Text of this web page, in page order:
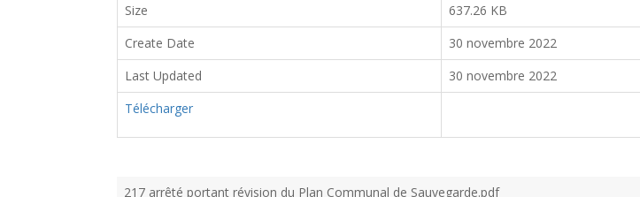
Size
637.26 KB
Create Date
30 novembre 2022
Last Updated
30 novembre 2022
Télécharger
217 arrêté portant révision du Plan Communal de Sauvegarde.pdf